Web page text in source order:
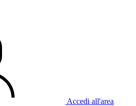
Accedi all'area